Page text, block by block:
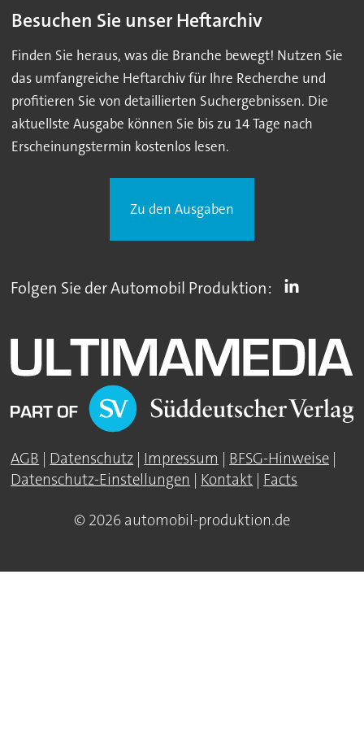
Besuchen Sie unser Heftarchiv
Finden Sie heraus, was die Branche bewegt! Nutzen Sie
das umfangreiche Heftarchiv für Ihre Recherche und
profitieren Sie von detaillierten Suchergebnissen. Die
aktuellste Ausgabe können Sie bis zu 14 Tage nach
Erscheinungstermin kostenlos lesen.
Zu den Ausgaben
Folgen Sie der Automobil Produktion:
AGB | Datenschutz | Impressum | BFSG-Hinweise |
Datenschutz-Einstellungen | Kontakt | Facts
© 2026 automobil-produktion.de